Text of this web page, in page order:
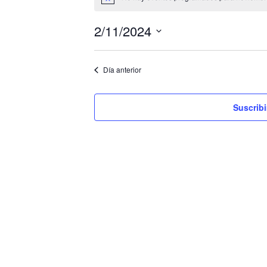
noviembre
2/11/2024
fecha.
Día anterior